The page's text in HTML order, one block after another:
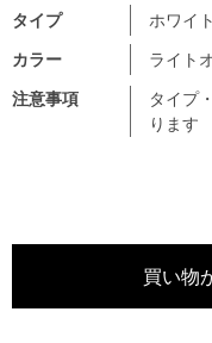
注意事項
タイプ
ります
タイプ
ホワイ
カラー
ライト